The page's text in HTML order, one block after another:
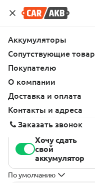
Адреса
series 4
1999 4.2i
Хочу сдать
свой
аккумулятор
По умолчанию
Аккумуляторы
Сопутствующие
Покупателю
О компании
Доставка и оплата
Контакты и адреса
Заказать звонок